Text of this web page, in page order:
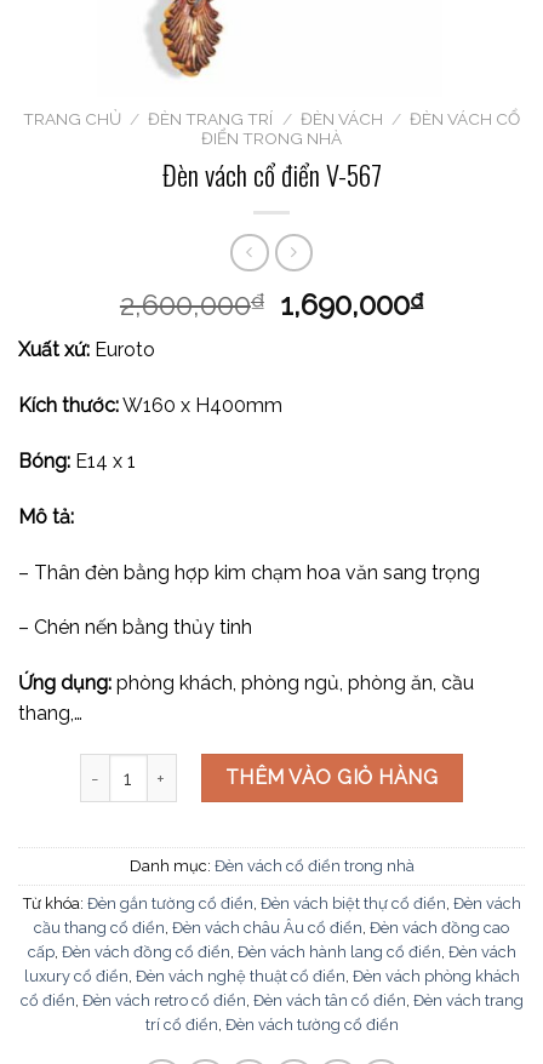
TRANG CHỦ / ĐÈN TRANG TRÍ / ĐÈN VÁCH / ĐÈN VÁCH CỔ
ĐIỂN TRONG NHÀ
Đèn vách cổ điển V-567
2,600,000₫ 1,690,000₫
Xuất xứ: Euroto
Kích thước:W160 x H400mm
Bóng: E14 x 1
Mô tả:
– Thân đèn bằng hợp kim chạm hoa văn sang trọng
– Chén nến bằng thủy tinh
Ứng dụng: phòng khách, phòng ngủ, phòng ăn, cầu
thang,…
Đèn vách cổ điển V-567 số lượng
THÊM VÀO GIỎ HÀNG
Danh mục: Đèn vách cổ điển trong nhà
Từ khóa: Đèn gắn tường cổ điển Đèn vách biệt thự cổ điển Đèn vách
cầu thang cổ điển Đèn vách châu Âu cổ điển Đèn vách đồng cao
cấp, Đèn vách đồng cổ điển Đèn vách hành lang cổ điển Đèn vách
luxury cổ điển Đèn vách nghệ thuật cổ điển Đèn vách phòng khách
cổ điển Đèn vách retro cổ điển Đèn vách tân cổ điển Đèn vách trang
trí cổ điển Đèn vách tường cổ điển